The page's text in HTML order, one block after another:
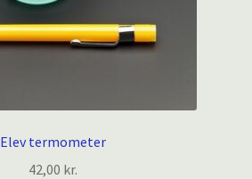
Elev termometer
42,00 kr.